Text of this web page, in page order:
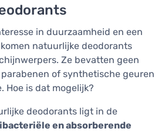
in duurzaamheid en een
natuurlijke deodorants
Ze bevatten geen
of synthetische geuren
Hoe is dat mogelijk?
deodorants ligt in de
en absorberende